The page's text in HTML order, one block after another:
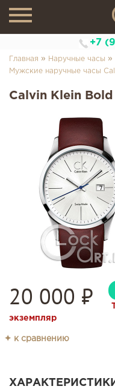
+7
ТН
Главная » Наручные часы »
Мужские наручные часы
Calvin Klein Bold
20 000 ₽
экземпляр
✦ к сравнению